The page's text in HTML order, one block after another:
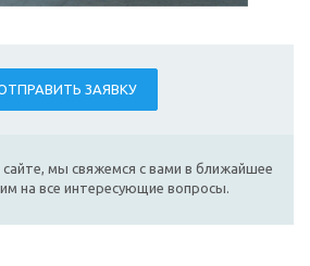
ЗАЯВКУ
мы свяжемся с вами в ближайшее
на все интересующие вопросы.